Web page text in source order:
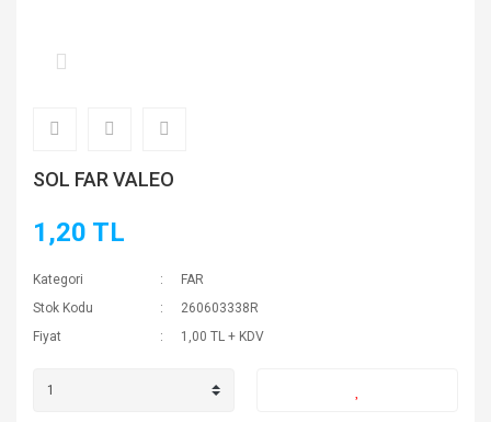
SOL FAR VALEO
1,20 TL
Kategori
FAR
Stok Kodu
260603338R
Fiyat
1,00 TL + KDV